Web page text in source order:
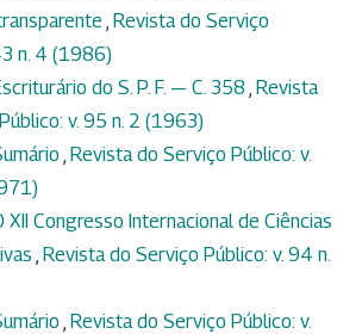
, Revista do Serviço
n. 4 (1986)
do S. P. F. — C. 358 , Revista
v. 95 n. 2 (1963)
, Revista do Serviço Público: v.
XII Congresso Internacional de Ciências
, Revista do Serviço Público: v. 94 n.
, Revista do Serviço Público: v.